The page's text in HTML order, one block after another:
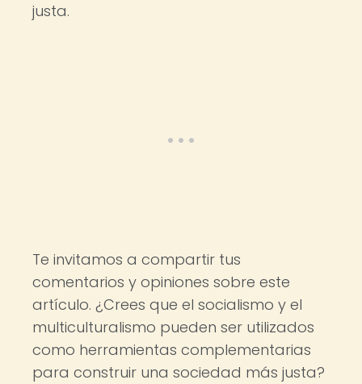
justa.
Te invitamos a compartir tus
comentarios y opiniones sobre este
artículo. ¿Crees que el socialismo y el
multiculturalismo pueden ser utilizados
como herramientas complementarias
para construir una sociedad más justa?